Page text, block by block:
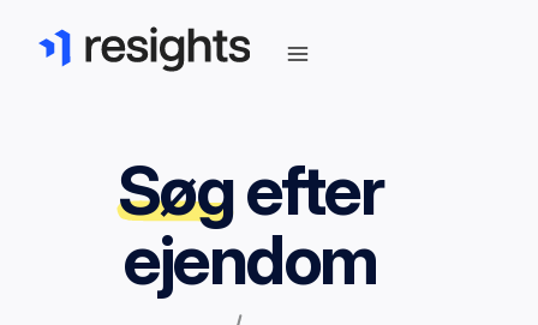
Søgefter
ejendom